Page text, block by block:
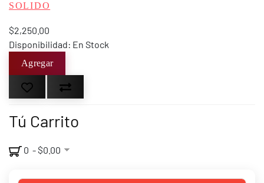
SOLIDO
$2,250.00
Disponibilidad: En Stock
Tú Carrito
0 - $0.00